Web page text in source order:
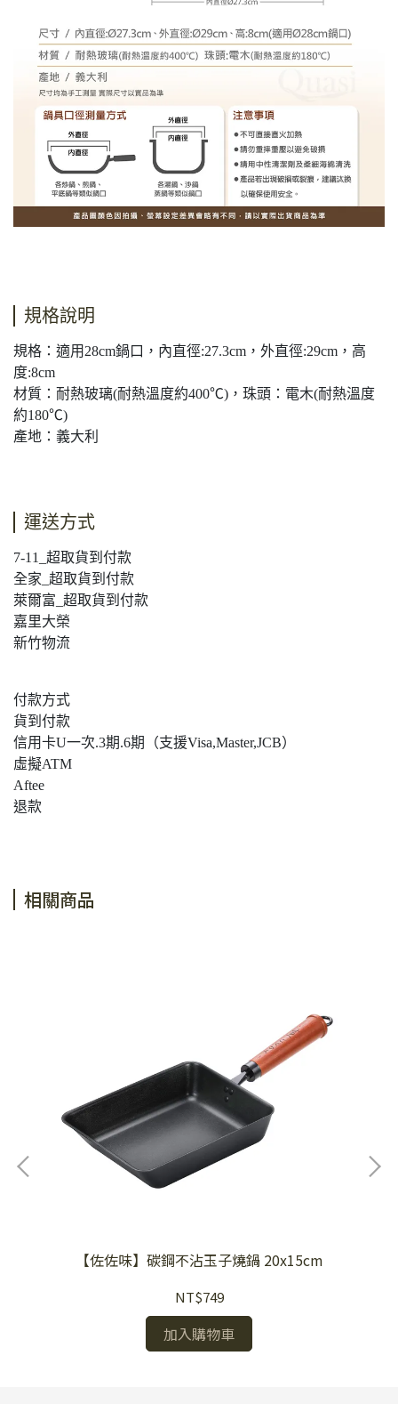
規格說明
規格：適用28cm鍋口，內直徑:27.3cm，外直徑:29cm，高
度:8cm
材質：耐熱玻璃(耐熱溫度約400℃)，珠頭：電木(耐熱溫度
約180℃)
產地：義大利
運送方式
7-11_超取貨到付款
全家_超取貨到付款
萊爾富_超取貨到付款
嘉里大榮
新竹物流
付款方式
貨到付款
信用卡U一次.3期.6期（支援Visa,Master,JCB）
虛擬ATM
Aftee
退款
相關商品
【佐佐味】碳鋼不沾玉子燒鍋 20x15cm
NT$749
加入購物車